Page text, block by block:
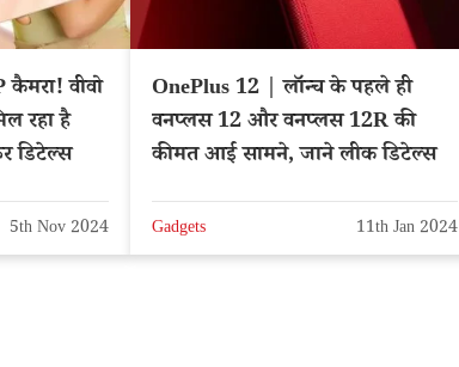
वीवो
रहा है
डिटेल्स
5th Nov 2024
OnePlus 12 | लॉन्च के पहले ही
वनप्लस 12 और वनप्लस 12R की
कीमत आई सामने, जाने लीक डिटेल्स
Gadgets 11th Jan 2024